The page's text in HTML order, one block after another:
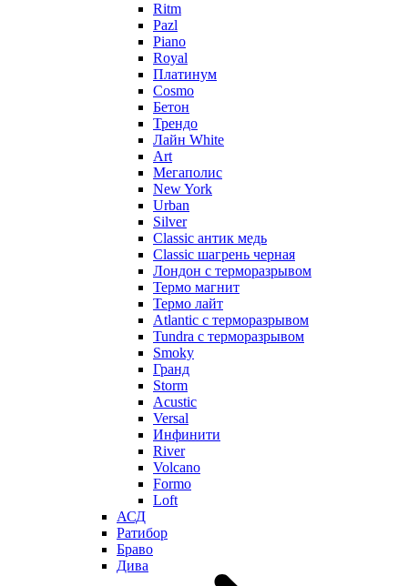
Ritm
Pazl
Piano
Royal
Платинум
Cosmo
Бетон
Трендо
Лайн White
Art
Мегаполис
New York
Urban
Silver
Classic антик медь
Classic шагрень черная
Лондон с терморазрывом
Термо магнит
Термо лайт
Atlantic с терморазрывом
Tundra с терморазрывом
Smoky
Гранд
Storm
Acustic
Versal
Инфинити
River
Volcano
Formo
Loft
АСД
Ратибор
Браво
Дива